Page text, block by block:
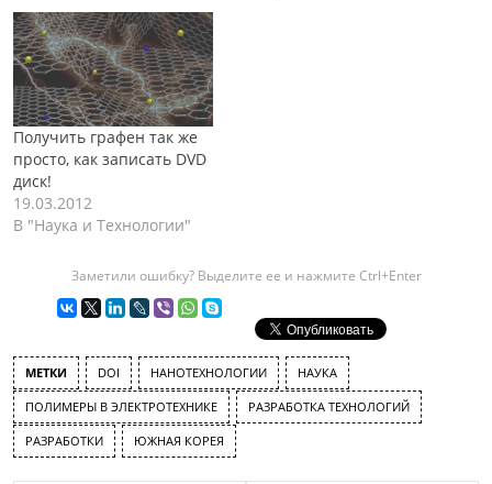
Получить графен так же
просто, как записать DVD
диск!
19.03.2012
В "Наука и Технологии"
Заметили ошибку? Выделите ее и нажмите Ctrl+Enter
МЕТКИ DOI НАНОТЕХНОЛОГИИ НАУКА
ПОЛИМЕРЫ В ЭЛЕКТРОТЕХНИКЕ РАЗРАБОТКА ТЕХНОЛОГИЙ
РАЗРАБОТКИ ЮЖНАЯ КОРЕЯ